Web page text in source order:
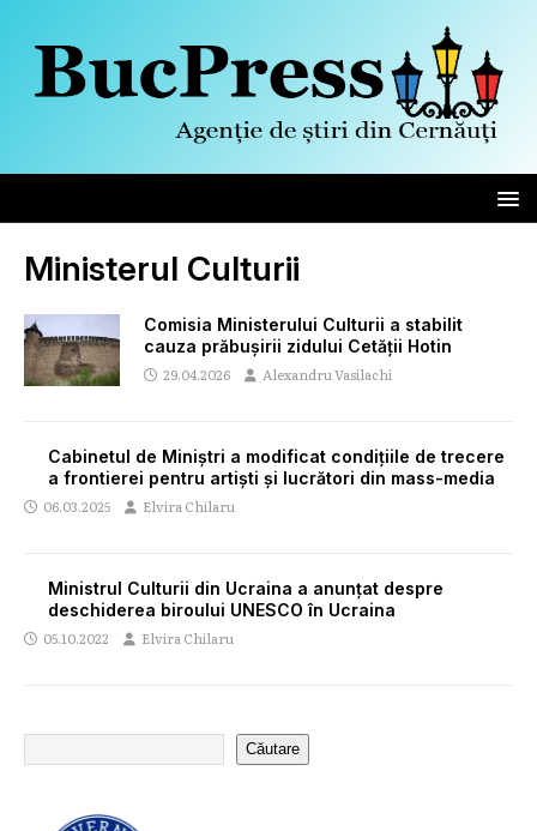
Ministerul Culturii
Comisia Ministerului Culturii a stabilit
cauza prăbușirii zidului Cetății Hotin
29.04.2026 Alexandru Vasilachi
Cabinetul de Miniștri a modificat condițiile de trecere
a frontierei pentru artiști și lucrători din mass-media
06.03.2025 Elvira Chilaru
Ministrul Culturii din Ucraina a anunțat despre
deschiderea biroului UNESCO în Ucraina
05.10.2022 Elvira Chilaru
Căutare